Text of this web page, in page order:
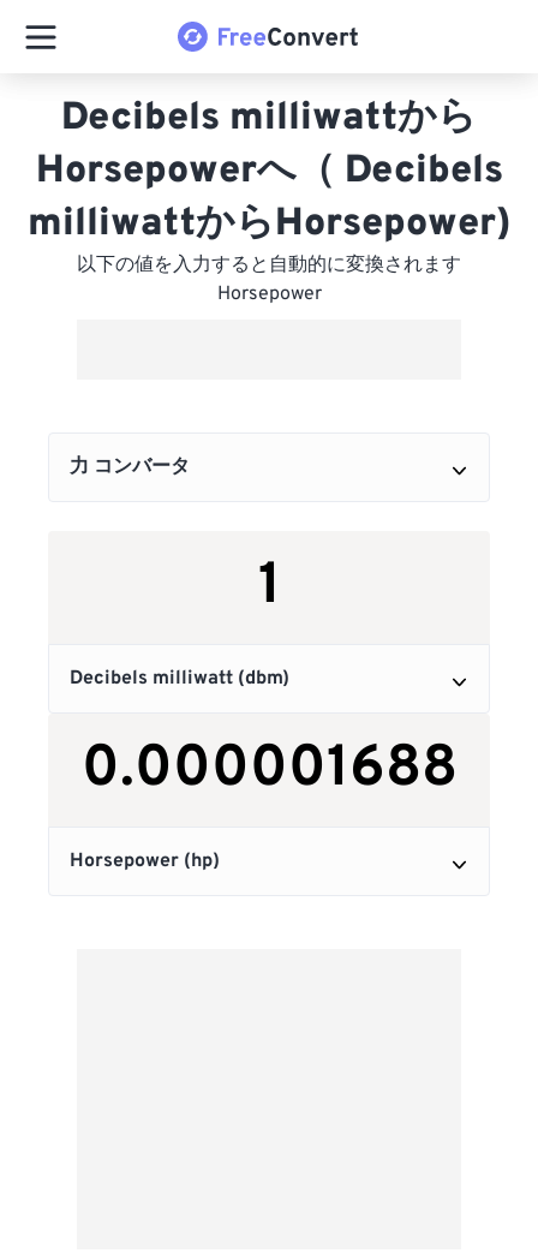
Decibels milliwattから
Horsepowerへ（ Decibels
milliwattからHorsepower)
以下の値を入力すると自動的に変換されます
Horsepower